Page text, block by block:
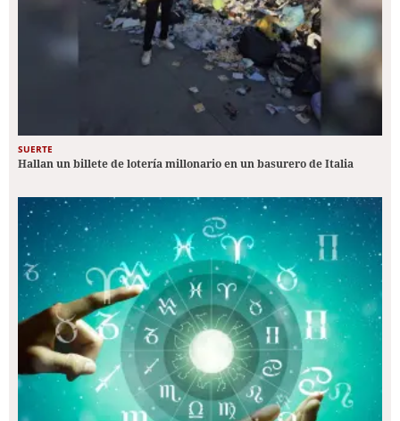
SUERTE
Hallan un billete de lotería millonario en un basurero de Italia